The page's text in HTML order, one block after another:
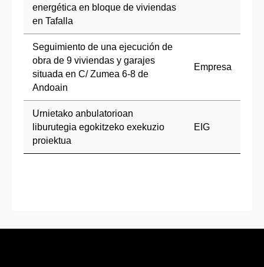
energética en bloque de viviendas
en Tafalla
Seguimiento de una ejecución de
obra de 9 viviendas y garajes
situada en C/ Zumea 6-8 de
Andoain
Empresa
Urnietako anbulatorioan
liburutegia egokitzeko exekuzio
proiektua
EIG